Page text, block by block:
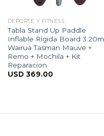
DEPORTE Y FITNESS
Tabla Stand Up Paddle
Inflable Rígida Board 3.20m
Wairua Tasman Mauve +
Remo + Mochila + Kit
Reparacion
USD 369.00